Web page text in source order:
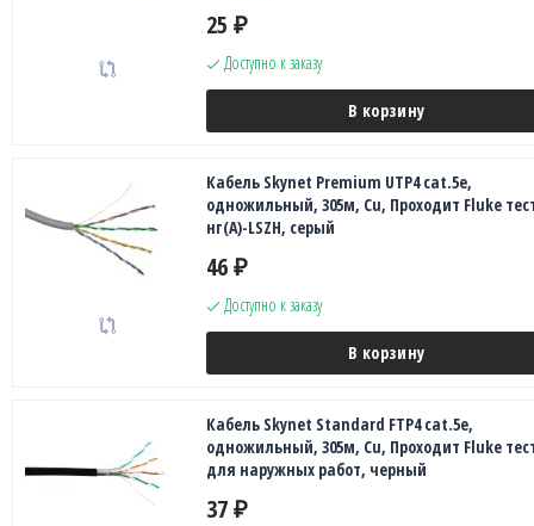
25 ₽
Доступно к заказу
В корзину
Кабель Skynet Premium UTP4 cat.5е,
одножильный, 305м, Cu, Проходит Fluke
нг(А)-LSZH, серый
46 ₽
Доступно к заказу
В корзину
Кабель Skynet Standard FTP4 cat.5е,
одножильный, 305м, Cu, Проходит Fluke
для наружных работ, черный
37 ₽